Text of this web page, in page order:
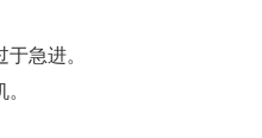
急进。